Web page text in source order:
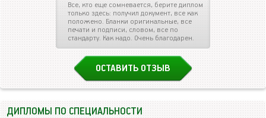
Все, кто еще сомневается, берите диплом
только здесь: получил документ, все как
положено. Бланки оригинальные, все
печати и подписи, словом, все по
стандарту. Как надо. Очень благодарен.
ОСТАВИТЬ ОТЗЫВ
ДИПЛОМЫ ПО СПЕЦИАЛЬНОСТИ